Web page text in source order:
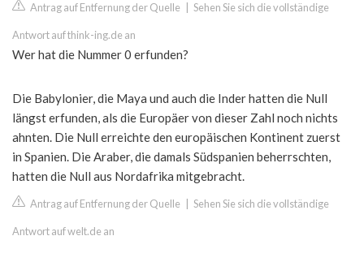
Antrag auf Entfernung der Quelle Sehen Sie sich die vollständige
Antwort auf think-ing.de an
Wer hat die Nummer 0 erfunden?
Die Babylonier, die Maya und auch die Inder hatten die Null
längst erfunden, als die Europäer von dieser Zahl noch nichts
ahnten. Die Null erreichte den europäischen Kontinent zuerst
in Spanien. Die Araber, die damals Südspanien beherrschten,
hatten die Null aus Nordafrika mitgebracht.
Antrag auf Entfernung der Quelle Sehen Sie sich die vollständige
Antwort auf welt.de an